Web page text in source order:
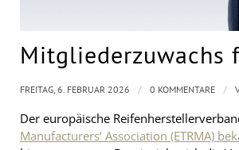
Mitgliederzuwachs
Der europäische
Manufacturers‘ Association (ETRMA)
FREITAG, 6. FEBRUAR 2026 / 0 KOMMENTARE /